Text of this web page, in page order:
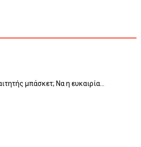
μπάσκετ; Να η ευκαιρία...